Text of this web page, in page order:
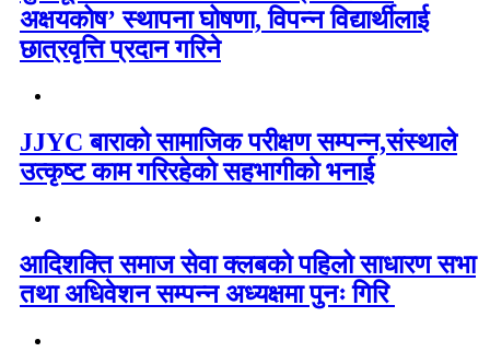
अक्षयकोष’ स्थापना घोषणा, विपन्न विद्यार्थीलाई
छात्रवृत्ति प्रदान गरिने
JJYC बाराको सामाजिक परीक्षण सम्पन्न,संस्थाले
उत्कृष्ट काम गरिरहेको सहभागीको भनाई
आदिशक्ति समाज सेवा क्लबको पहिलो साधारण सभा
तथा अधिवेशन सम्पन्न अध्यक्षमा पुनः गिरि